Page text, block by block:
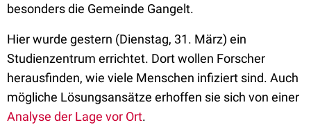
besonders die Gemeinde Gangelt.
Hier wurde gestern (Dienstag, 31. März) ein
Studienzentrum errichtet. Dort wollen Forscher
herausfinden, wie viele Menschen infiziert sind. Auch
mögliche Lösungsansätze erhoffen sie sich von einer
Analyse der Lage vor Ort.